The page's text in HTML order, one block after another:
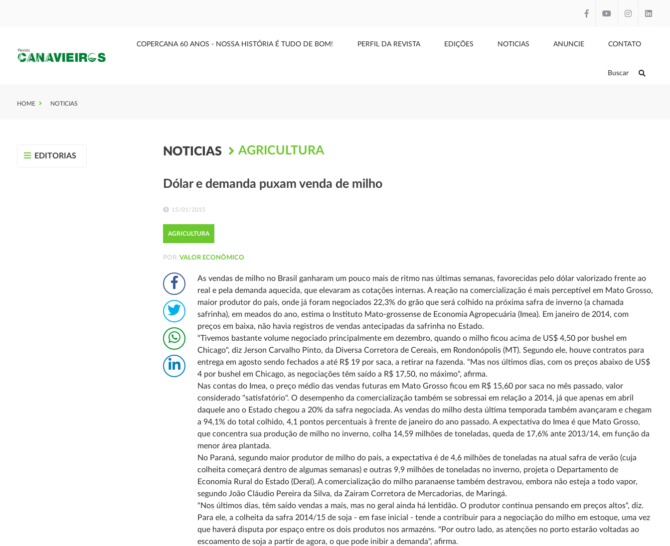
COPERCANA 60 ANOS - NOSSA HISTÓRIA É TUDO DE BOM! PERFIL DA REVISTA EDIÇÕES NOTICIAS ANUNCIE CONTATO
Buscar
HOME NOTICIAS
EDITORIAS NOTICIAS AGRICULTURA
Dólar e demanda puxam venda de milho
15/01/2015
AGRICULTURA
POR:VALOR ECONÔMICO
As vendas de milho no Brasil ganharam um pouco mais de ritmo nas últimas semanas, favorecidas pelo dólar valorizado frente ao
real e pela demanda aquecida, que elevaram as cotações internas. A reação na comercialização é mais perceptível em Mato Grosso,
maior produtor do país, onde já foram negociados 22,3% do grão que será colhido na próxima safra de inverno (a chamada
safrinha), em meados do ano, estima o Instituto Mato-grossense de Economia Agropecuária (Imea). Em janeiro de 2014, com
preços em baixa, não havia registros de vendas antecipadas da safrinha no Estado.
"Tivemos bastante volume negociado principalmente em dezembro, quando o milho ficou acima de US$ 4,50 por bushel em
Chicago", diz Jerson Carvalho Pinto, da Diversa Corretora de Cereais, em Rondonópolis (MT). Segundo ele, houve contratos para
entrega em agosto sendo fechados a até R$ 19 por saca, a retirar na fazenda. "Mas nos últimos dias, com os preços abaixo de US$
4 por bushel em Chicago, as negociações têm saído a R$ 17,50, no máximo", afirma.
Nas contas do Imea, o preço médio das vendas futuras em Mato Grosso ficou em R$ 15,60 por saca no mês passado, valor
considerado "satisfatório". O desempenho da comercialização também se sobressai em relação a 2014, já que apenas em abril
daquele ano o Estado chegou a 20% da safra negociada. As vendas do milho desta última temporada também avançaram e chegam
a 94,1% do total colhido, 4,1 pontos percentuais à frente de janeiro do ano passado. A expectativa do Imea é que Mato Grosso,
que concentra sua produção de milho no inverno, colha 14,59 milhões de toneladas, queda de 17,6% ante 2013/14, em função da
menor área plantada.
No Paraná, segundo maior produtor de milho do país, a expectativa é de 4,6 milhões de toneladas na atual safra de verão (cuja
colheita começará dentro de algumas semanas) e outras 9,9 milhões de toneladas no inverno, projeta o Departamento de
Economia Rural do Estado (Deral). A comercialização do milho paranaense também destravou, embora não esteja a todo vapor,
segundo João Cláudio Pereira da Silva, da Zairam Corretora de Mercadorias, de Maringá.
"Nos últimos dias, têm saído vendas a mais, mas no geral ainda há lentidão. O produtor continua pensando em preços altos", diz.
Para ele, a colheita da safra 2014/15 de soja - em fase inicial - tende a contribuir para a negociação do milho em estoque, uma vez
que haverá disputa por espaço entre os dois produtos nos armazéns. "Por outro lado, as atenções no porto estarão voltadas ao
escoamento de soja a partir de agora, o que pode inibir a demanda", afirma.